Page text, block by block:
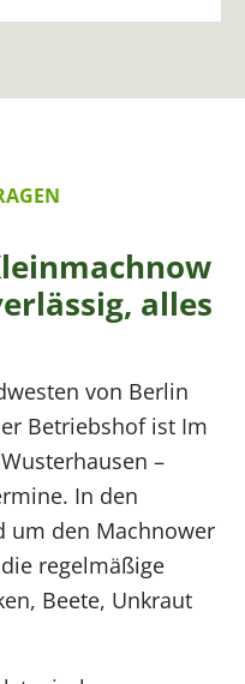
alles
von Berlin
Betriebshof ist Im
–
In den
um den Machnower
regelmäßige
Beete, Unkraut